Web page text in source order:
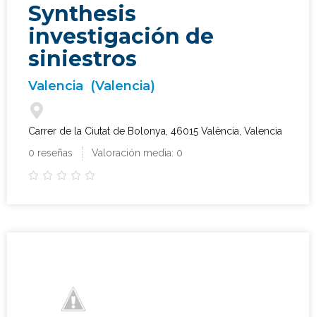
Synthesis
investigación de
siniestros
Valencia (Valencia)
Carrer de la Ciutat de Bolonya, 46015 València, Valencia
0 reseñas
Valoración media: 0
    